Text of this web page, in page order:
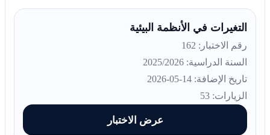
التغيرات في الأنظمة البيئية
رقم الاختبار: 162
السنة الدراسية: 2025/2026
تاريخ الإضافة: 14-05-2026
الزيارات: 53
عرض الاختبار